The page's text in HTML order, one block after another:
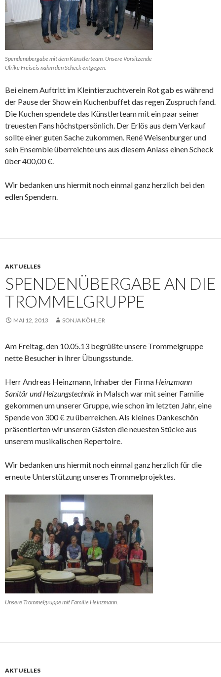
Spendenübergabe mit dem Künstlerteam. Unsere Vorsitzende
Ulrike Freiseis nahm den Scheck entgegen.
Bei einem Auftritt im Kleintierzuchtverein Rot gab es während
der Pause der Show ein Kuchenbuffet das regen Zuspruch fand.
Die Kuchen spendete das Künstlerteam mit ein paar seiner
treuesten Fans höchstpersönlich. Der Erlös aus dem Verkauf
sollte einer guten Sache zukommen. René Weisenburger und
sein Ensemble überreichte uns aus diesem Anlass einen Scheck
über 400,00 €.
Wir bedanken uns hiermit noch einmal ganz herzlich bei den
edlen Spendern.
AKTUELLES
SPENDENÜBERGABE AN DIE
TROMMELGRUPPE
MAI 12, 2013 SONJA KÖHLER
Am Freitag, den 10.05.13 begrüßte unsere Trommelgruppe
nette Besucher in ihrer Übungsstunde.
Herr Andreas Heinzmann, Inhaber der Firma Heinzmann
Sanitär und Heizungstechnik in Malsch war mit seiner Familie
gekommen um unserer Gruppe, wie schon im letzten Jahr, eine
Spende von 300 € zu überreichen. Als kleines Dankeschön
präsentierten wir unseren Gästen die neuesten Stücke aus
unserem musikalischen Repertoire.
Wir bedanken uns hiermit noch einmal ganz herzlich für die
erneute Unterstützung unseres Trommelprojektes.
Unsere Trommelgruppe mit Familie Heinzmann.
AKTUELLES